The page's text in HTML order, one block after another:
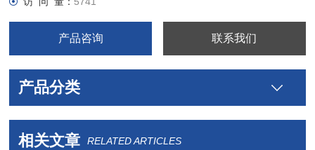
产品咨询 联系我们
产品分类
相关文章 RELATED ARTICLES